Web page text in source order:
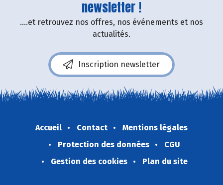
newsletter !
....et retrouvez nos offres, nos événements et nos
actualités.
Inscription newsletter
Accueil Contact
Mentions légales
Protection des données
CGU
Gestion des cookies
Plan du site